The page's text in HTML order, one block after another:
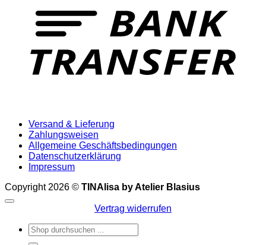
Versand & Lieferung
Zahlungsweisen
Allgemeine Geschäftsbedingungen
Datenschutzerklärung
Impressum
Copyright 2026 © TINAlisa by Atelier Blasius
Vertrag widerrufen
Suchen
nach: